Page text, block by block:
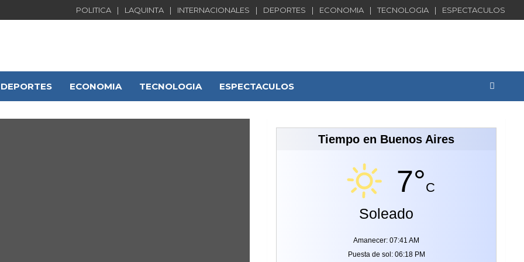
POLITICA LAQUINTA INTERNACIONALES DEPORTES ECONOMIA TECNOLOGIA ESPECTACULOS
DEPORTES ECONOMIA TECNOLOGIA ESPECTACULOS
Tiempo en Buenos Aires
7°C
Soleado
Amanecer: 07:41 AM
Puesta de sol: 06:18 PM